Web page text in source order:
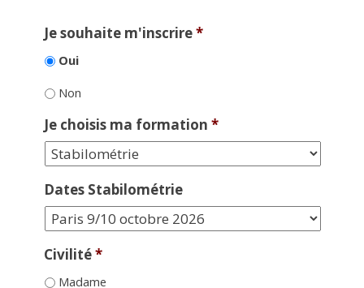
Je souhaite m'inscrire*
Oui
Non
Je choisis ma formation *
Dates Stabilométrie
Civilité*
Madame